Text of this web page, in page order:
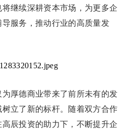
继续深耕资本市场，为更多企
服务，推动行业的高质量发
厚德商业带来了前所未有的发
立了新的标杆。随着双方合作
辰投资的助力下，不断提升企